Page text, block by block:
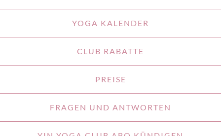
YOGA KALENDER
CLUB RABATTE
PREISE
FRAGEN UND ANTWORTEN